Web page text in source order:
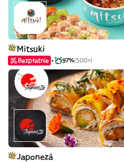
Mitsuki
Bezpłatnie 97%(500+)
Japonezà